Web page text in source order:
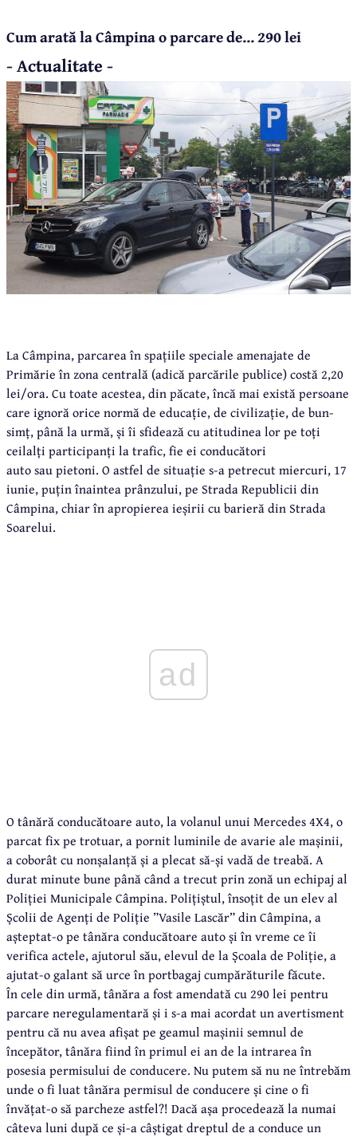
Cum arată la Câmpina o parcare de... 290 lei
- Actualitate -
La Câmpina, parcarea în spațiile speciale amenajate de
Primărie în zona centrală (adică parcările publice) costă 2,20
lei/ora. Cu toate acestea, din păcate, încă mai există persoane
care ignoră orice normă de educație, de civilizație, de bun-
simț, până la urmă, și îi sfidează cu atitudinea lor pe toți
ceilalți participanți la trafic, fie ei conducători
auto sau pietoni. O astfel de situație s-a petrecut miercuri, 17
iunie, puțin înaintea prânzului, pe Strada Republicii din
Câmpina, chiar în apropierea ieșirii cu barieră din Strada
Soarelui.
ad
O tânără conducătoare auto, la volanul unui Mercedes 4X4, o
parcat fix pe trotuar, a pornit luminile de avarie ale mașinii,
a coborât cu nonșalanță și a plecat să-și vadă de treabă. A
durat minute bune până când a trecut prin zonă un echipaj al
Poliției Municipale Câmpina. Polițiștul, însoțit de un elev al
Școlii de Agenți de Poliție ”Vasile Lascăr” din Câmpina, a
așteptat-o pe tânăra conducătoare auto și în vreme ce îi
verifica actele, ajutorul său, elevul de la Școala de Poliție, a
ajutat-o galant să urce în portbagaj cumpărăturile făcute.
În cele din urmă, tânăra a fost amendată cu 290 lei pentru
parcare neregulamentară și i s-a mai acordat un avertisment
pentru că nu avea afișat pe geamul mașinii semnul de
începător, tânăra fiind în primul ei an de la intrarea în
posesia permisului de conducere. Nu putem să nu ne întrebăm
unde o fi luat tânăra permisul de conducere și cine o fi
învățat-o să parcheze astfel?! Dacă așa procedează la numai
câteva luni după ce și-a câștigat dreptul de a conduce un